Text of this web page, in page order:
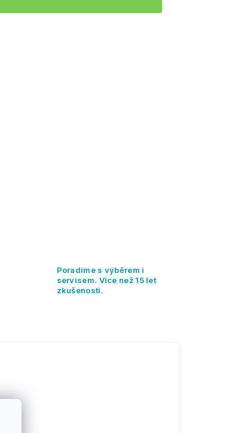
Poradíme s výběrem i
servisem. Více než 15 let
zkušeností.